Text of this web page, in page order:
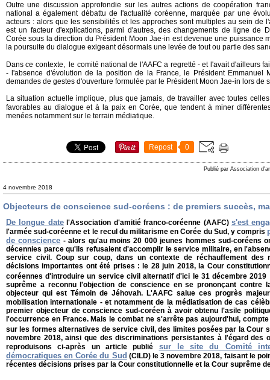
Outre une discussion approfondie sur les autres actions de coopération
national a également débattu de l'actualité coréenne, marquée par une
acteurs : alors que les sensibilités et les approches sont multiples au sein de
est un facteur d'explications, parmi d'autres, des changements de ligne de
Corée sous la direction du Président Moon Jae-in est devenue une puissance
la poursuite du dialogue exigeant désormais une levée de tout ou partie des
Dans ce contexte, le comité national de l'AAFC a regretté - et l'avait d'ailleurs
- l'absence d'évolution de la position de la France, le Président Emmanuel
demandes de gestes d'ouverture formulée par le Président Moon Jae-in lors de
La situation actuelle implique, plus que jamais, de travailler avec toutes
favorables au dialogue et à la paix en Corée, que tendent à miner
menées notamment sur le terrain médiatique.
Repost 0
Publié par Association
4 novembre 2018
Objecteurs de conscience sud-coréens : de premiers succès,
De longue datel'Association d'amitié franco-coréenne (AAFC) s'est
l'armée sud-coréenne et le recul du militarisme en Corée du Sud, y compris
de conscience - alors qu'au moins 20 000 jeunes hommes sud-coréens
décennies parce qu'ils refusaient d'accomplir le service militaire, en
service civil. Coup sur coup, dans un contexte de réchauffement des
décisions importantes ont été prises : le 28 juin 2018, la Cour
coréennes d'introduire un service civil alternatif d'ici le 31 décembre 2019
suprême a reconnu l'objection de conscience en se prononçant contre
objecteur qui est Témoin de Jéhovah. L'AAFC salue ces progrès
mobilisation internationale - et notamment de la médiatisation de cas
premier objecteur de conscience sud-coréen à avoir obtenu l'asile
l'occurrence en France. Mais le combat ne s'arrête pas aujourd'hui,
sur les formes alternatives de service civil, des limites posées par la Cour
novembre 2018, ainsi que des discriminations persistantes à l'égard des
reproduisons ci-après un article publié sur le site du Comité
démocratiques en Corée du Sud (CILD) le 3 novembre 2018, faisant le
récentes décisions prises par la Cour constitutionnelle et la Cour suprême